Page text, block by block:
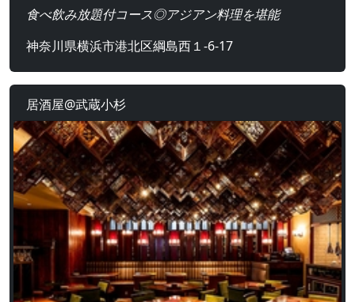
食べ飲み放題付コース◎アジアン料理を堪能
神奈川県横浜市港北区綱島西１-6-17
居酒屋@武蔵小杉